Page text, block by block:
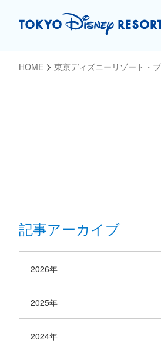
HOME 東京ディズニーリゾート・
記事アーカイブ
2026年
2025年
2024年